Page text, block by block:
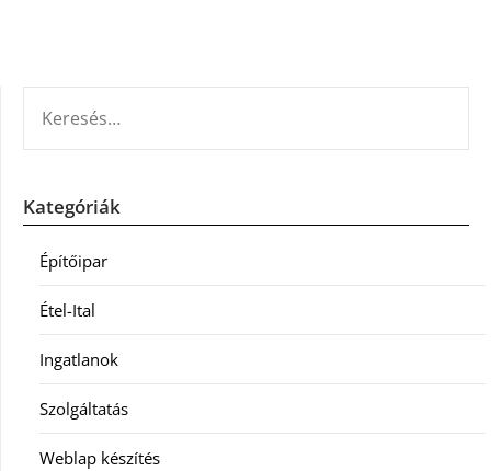
Kategóriák
Építőipar
Étel-Ital
Ingatlanok
Szolgáltatás
Weblap készítés